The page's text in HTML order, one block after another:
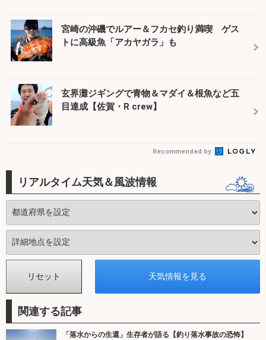
宮崎の沖磯でルアー＆フカセ釣り満喫 ゲス
トに高級魚「アカヤガラ」も
玄界灘ジギングで青物＆マダイ＆根魚など五
目達成【佐賀・R crew】
Recommended by
リアルタイム天気＆風波情報
関連する記事
「落水からの生還」生存者が語る【釣り落水事故の恐怖】